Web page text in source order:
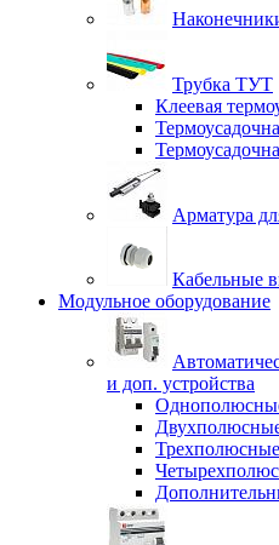
Трубка ТУТ
Клеевая
Арматура
Кабельные
Модульное оборудование
и доп. устройства
Трехполюсные